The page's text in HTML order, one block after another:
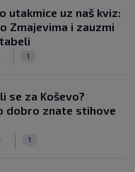
utakmice uz naš kviz:
Zmajevima i zauzmi
1
se za Koševo?
dobro znate stihove
1